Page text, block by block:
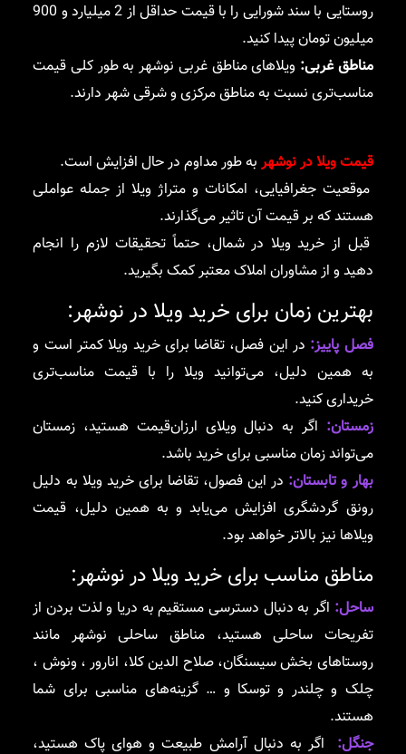
روستایی با سند شورایی را با قیمت حداقل از 2 میلیارد و 900
میلیون تومان پیدا کنید.
مناطق غربی: ویلاهای مناطق غربی نوشهر به طور کلی قیمت
مناسب‌تری نسبت به مناطق مرکزی و شرقی شهر دارند.
قیمت ویلا در نوشهر به طور مداوم در حال افزایش است.
موقعیت جغرافیایی، امکانات و متراژ ویلا از جمله عواملی
هستند که بر قیمت آن تاثیر می‌گذارند.
قبل از خرید ویلا در شمال، حتماً تحقیقات لازم را انجام
دهید و از مشاوران املاک معتبر کمک بگیرید.
بهترین زمان برای خرید ویلا در نوشهر:
فصل پاییز: در این فصل، تقاضا برای خرید ویلا کمتر است و
به همین دلیل، می‌توانید ویلا را با قیمت مناسب‌تری
خریداری کنید.
زمستان: اگر به دنبال ویلای ارزان‌قیمت هستید، زمستان
می‌تواند زمان مناسبی برای خرید باشد.
بهار و تابستان: در این فصول، تقاضا برای خرید ویلا به دلیل
رونق گردشگری افزایش می‌یابد و به همین دلیل، قیمت
ویلاها نیز بالاتر خواهد بود.
مناطق مناسب برای خرید ویلا در نوشهر:
ساحل: اگر به دنبال دسترسی مستقیم به دریا و لذت بردن از
تفریحات ساحلی هستید، مناطق ساحلی نوشهر مانند
روستاهای بخش سیسنگان، صلاح الدین کلا، انارور ، ونوش ،
چلک و چلندر و توسکا و … گزینه‌های مناسبی برای شما
هستند.
جنگل:
اگر به دنبال آرامش طبیعت و هوای پاک هستید،